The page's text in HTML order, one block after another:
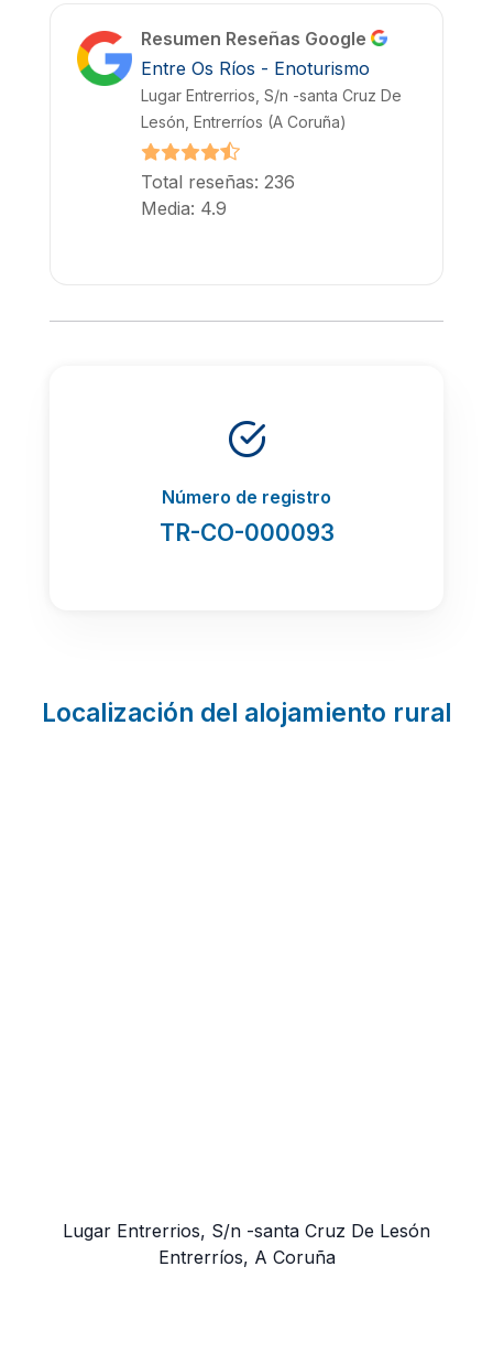
Resumen Reseñas Google
Entre Os Ríos - Enoturismo
Lugar Entrerrios, S/n -santa Cruz De
Lesón, Entrerríos (A Coruña)
Total reseñas: 236
Media: 4.9
Número de registro
TR-CO-000093
Localización del alojamiento rural
Lugar Entrerrios, S/n -santa Cruz De Lesón
Entrerríos, A Coruña